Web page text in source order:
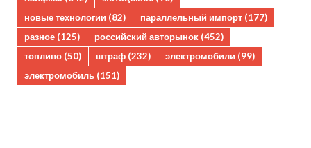
новые технологии (82) параллельный импорт (177)
разное (125) российский авторынок (452)
топливо (50) штраф (232) электромобили (99)
электромобиль (151)